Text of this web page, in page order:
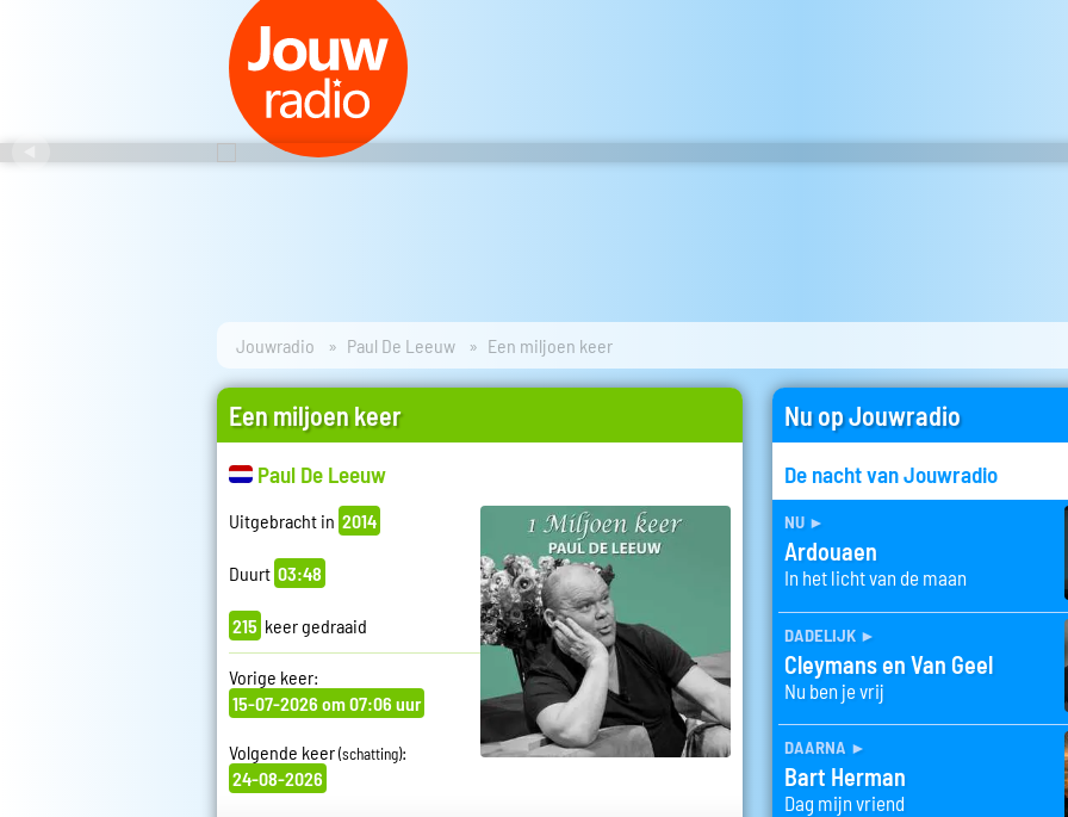
Jouwradio Paul De Leeuw Een miljoen keer
Een miljoen keer
Paul De Leeuw
Uitgebracht in 2014
Duurt 03:48
215 keer gedraaid
Vorige keer:
15-07-2026 om 07:06 uur
Volgende keer(schatting):
24-08-2026
Nu op Jouwradio
De nacht van Jouwradio
nu ►
Ardouaen
In het licht van de maan
dadelijk ►
Cleymans en Van Geel
Nu ben je vrij
daarna ►
Bart Herman
Dag mijn vriend